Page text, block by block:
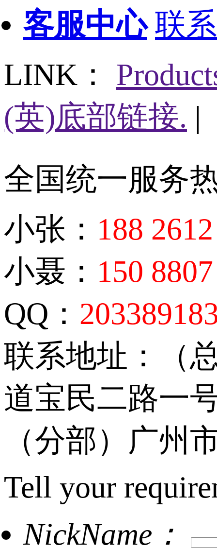
客服中心 联
LINK：
(英)底部链接. |
全国统一服务
小张： 188
小聂： 150
QQ：
联系地址：（
道宝民二路一
（分部）广州
Tell your
NickName：